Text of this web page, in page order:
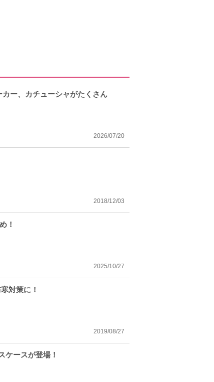
ー、カチューシャがたくさん
2026/07/20
2018/12/03
！
2025/10/27
対策に！
2019/08/27
ケースが登場！